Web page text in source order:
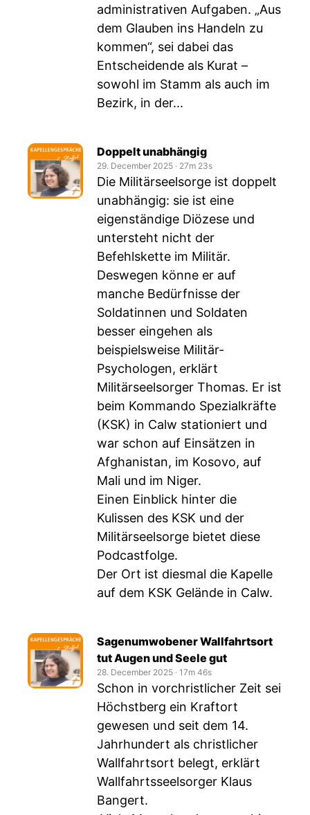
administrativen Aufgaben. „Aus
dem Glauben ins Handeln zu
kommen“, sei dabei das
Entscheidende als Kurat –
sowohl im Stamm als auch im
Bezirk, in der...
Doppelt unabhängig
29. December 2025 ‧ 27m 23s
Die Militärseelsorge ist doppelt
unabhängig: sie ist eine
eigenständige Diözese und
untersteht nicht der
Befehlskette im Militär.
Deswegen könne er auf
manche Bedürfnisse der
Soldatinnen und Soldaten
besser eingehen als
beispielsweise Militär-
Psychologen, erklärt
Militärseelsorger Thomas. Er ist
beim Kommando Spezialkräfte
(KSK) in Calw stationiert und
war schon auf Einsätzen in
Afghanistan, im Kosovo, auf
Mali und im Niger.
Einen Einblick hinter die
Kulissen des KSK und der
Militärseelsorge bietet diese
Podcastfolge.
Der Ort ist diesmal die Kapelle
auf dem KSK Gelände in Calw.
Sagenumwobener Wallfahrtsort
tut Augen und Seele gut
28. December 2025 ‧ 17m 46s
Schon in vorchristlicher Zeit sei
Höchstberg ein Kraftort
gewesen und seit dem 14.
Jahrhundert als christlicher
Wallfahrtsort belegt, erklärt
Wallfahrtsseelsorger Klaus
Bangert.